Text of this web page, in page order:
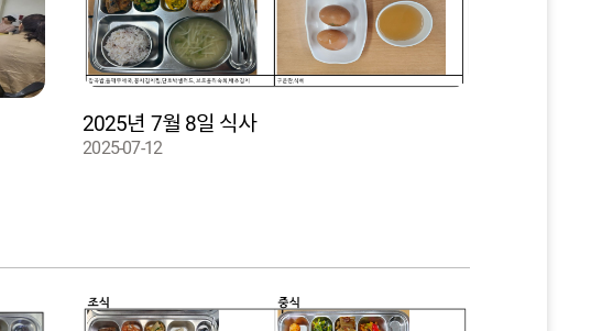
2025년 7월 8일 식사
2025-07-12